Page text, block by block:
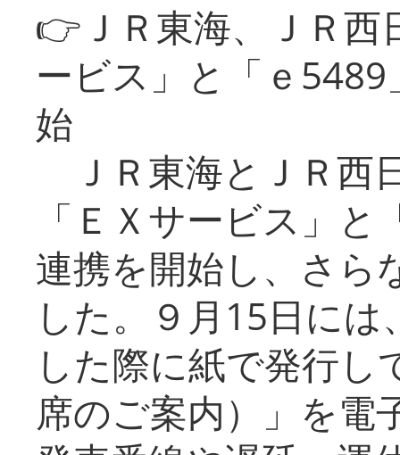
👉ＪＲ東海、ＪＲ
ービス」と「ｅ
始
ＪＲ東海とＪＲ西
「ＥＸサービス」
連携を開始し、さら
した。９月15日に
した際に紙で発行し
席のご案内）」を電